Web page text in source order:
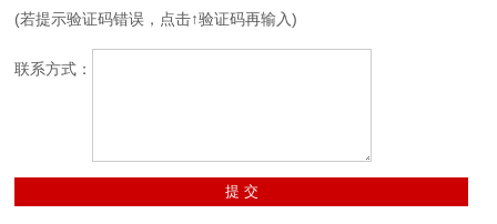
(若提示验证码错误，点击↑验证码再输入)
联系方式：